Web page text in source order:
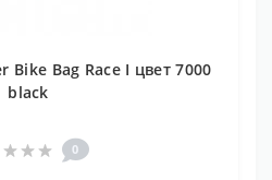
Bike Bag Race I цвет 7000
black
0